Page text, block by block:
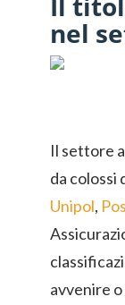
nel
Il settore
da colossi
Unipol,
avvenire